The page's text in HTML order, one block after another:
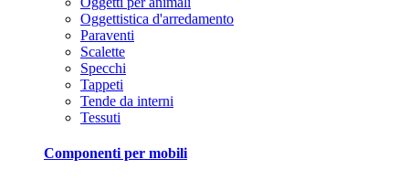
Oggettistica d'arredamento
Paraventi
Scalette
Specchi
Tappeti
Tende da interni
Tessuti
Componenti per mobili